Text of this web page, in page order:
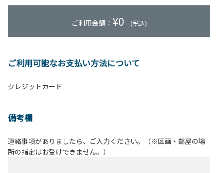
ご利用金額： ¥0 (税込)
ご利用可能なお支払い方法について
クレジットカード
備考欄
連絡事項がありましたら、ご入力ください。（※区画・部屋の場
所の指定はお受けできません。）